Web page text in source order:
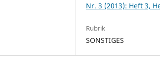
Nr. 3 (2013): Heft 3,
Rubrik
SONSTIGES